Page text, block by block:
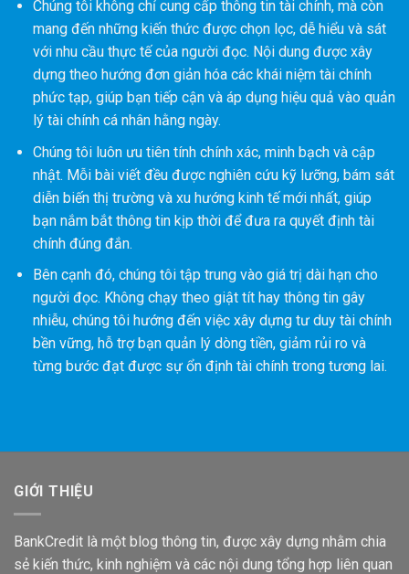
Chúng tôi không chỉ cung cấp thông tin tài chính, mà còn
mang đến những kiến thức được chọn lọc, dễ hiểu và sát
với nhu cầu thực tế của người đọc. Nội dung được xây
dựng theo hướng đơn giản hóa các khái niệm tài chính
phức tạp, giúp bạn tiếp cận và áp dụng hiệu quả vào quản
lý tài chính cá nhân hằng ngày.
Chúng tôi luôn ưu tiên tính chính xác, minh bạch và cập
nhật. Mỗi bài viết đều được nghiên cứu kỹ lưỡng, bám sát
diễn biến thị trường và xu hướng kinh tế mới nhất, giúp
bạn nắm bắt thông tin kịp thời để đưa ra quyết định tài
chính đúng đắn.
Bên cạnh đó, chúng tôi tập trung vào giá trị dài hạn cho
người đọc. Không chạy theo giật tít hay thông tin gây
nhiễu, chúng tôi hướng đến việc xây dựng tư duy tài chính
bền vững, hỗ trợ bạn quản lý dòng tiền, giảm rủi ro và
từng bước đạt được sự ổn định tài chính trong tương lai.
GIỚI THIỆU
BankCredit là một blog thông tin, được xây dựng nhằm chia
sẻ kiến thức, kinh nghiệm và các nội dung tổng hợp liên quan